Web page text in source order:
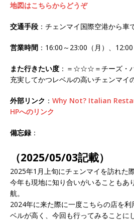
地図はこちらからどうぞ
交通手段 ：チェンマイ国際空港から車
営業時間 ：16:00～23:00（月）、
また行きたい度 ：＝☆☆☆＝チーズ・
充実してかつレベルの高いチェンマイ
外部リンク ： Why Not? Italian
HPへのリンク
備忘録 ：
（2025/05/03記載）
2025年1月上旬にチェンマイを訪れた
今年も現地に知り合いがいることもあ
航。
2024年に来た際に一度こちらの店を
ベルが高く、今回も行ってみることに